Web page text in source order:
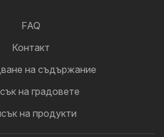
FAQ
Контакт
на съдържание
на градовете
на продукти